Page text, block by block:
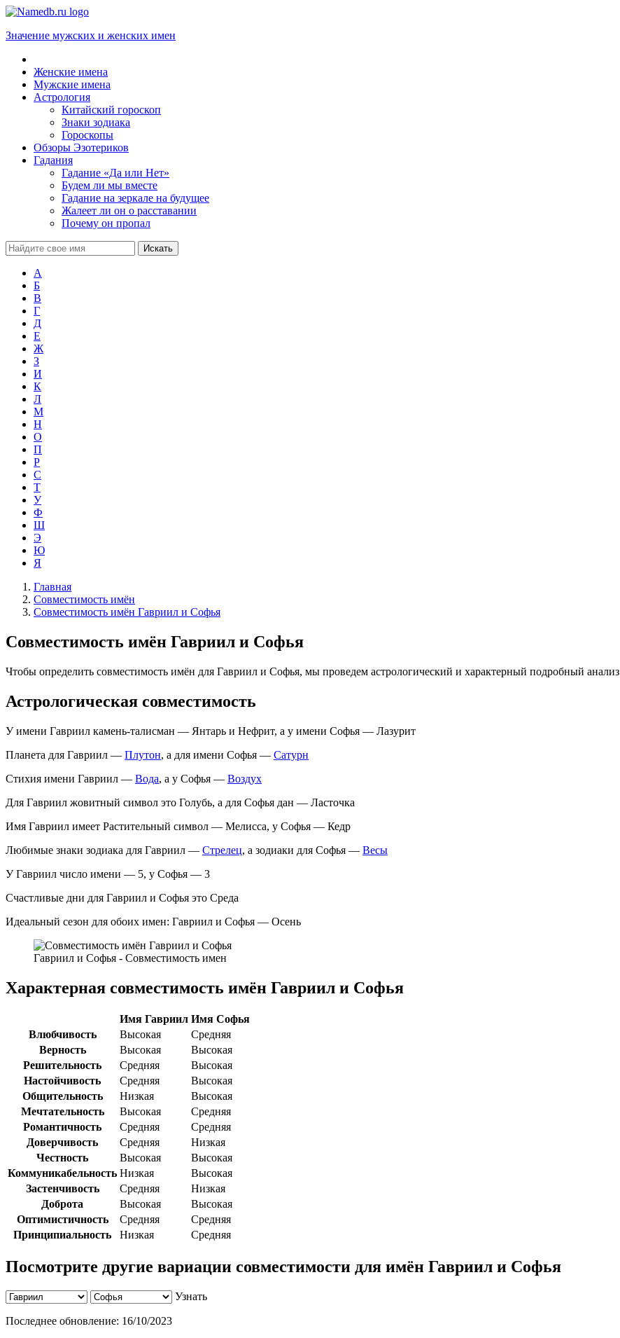
Значение мужских и женских имен
Женские имена
Мужские имена
Астрология
Китайский гороскоп
Знаки зодиака
Гороскопы
Обзоры Эзотериков
Гадания
Гадание «Да или Нет»
Будем ли мы вместе
Гадание на зеркале на будущее
Жалеет ли он о расставании
Почему он пропал
А
Б
В
Г
Д
Е
Ж
З
И
К
Л
М
Н
О
П
Р
С
Т
У
Ф
Ш
Э
Ю
Я
Главная
Совместимость имён
Совместимость имён Гавриил и Софья
Совместимость имён Гавриил и Софья
Чтобы определить совместимость имён для Гавриил и Софья, мы проведем астрологический и характерный подробный анализ
Астрологическая совместимость
У имени Гавриил камень-талисман — Янтарь и Нефрит, а у имени Софья — Лазурит
Планета для Гавриил — Плутон, а для имени Софья — Сатурн
Стихия имени Гавриил — Вода, а у Софья — Воздух
Для Гавриил жовитный символ это Голубь, а для Софья дан — Ласточка
Имя Гавриил имеет Растительный символ — Мелисса, у Софья — Кедр
Любимые знаки зодиака для Гавриил — Стрелец, а зодиаки для Софья — Весы
У Гавриил число имени — 5, у Софья — 3
Счастливые дни для Гавриил и Софья это Среда
Идеальный сезон для обоих имен: Гавриил и Софья — Осень
Гавриил и Софья - Совместимость имен
Характерная совместимость имён Гавриил и Софья
Имя Гавриил Имя Софья
Влюбчивость
Высокая
Средняя
Верность
Высокая
Высокая
Решительность
Средняя
Высокая
Настойчивость
Средняя
Высокая
Общительность
Низкая
Высокая
Мечтательность
Высокая
Средняя
Романтичность
Средняя
Средняя
Доверчивость
Средняя
Низкая
Честность
Высокая
Высокая
Коммуникабельность Низкая
Высокая
Застенчивость
Средняя
Низкая
Доброта
Высокая
Высокая
Оптимистичность
Средняя
Средняя
Принципиальность
Низкая Средняя
Посмотрите другие вариации совместимости для имён Гавриил и Софья
Узнать
Последнее обновление: 16/10/2023